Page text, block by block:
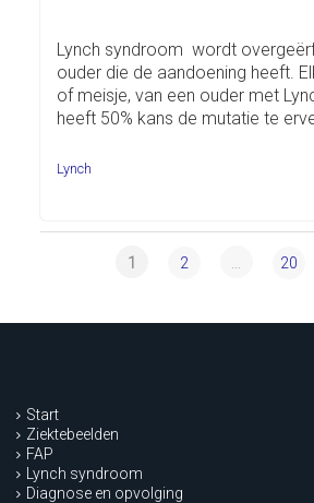
Lynch syndroom wordt
ouder die de aandoening heeft.
of meisje, van een ouder met
heeft 50% kans de mutatie te
Lynch
1 2 20
Start
Ziektebeelden
FAP
Lynch syndroom
Diagnose en opvolging